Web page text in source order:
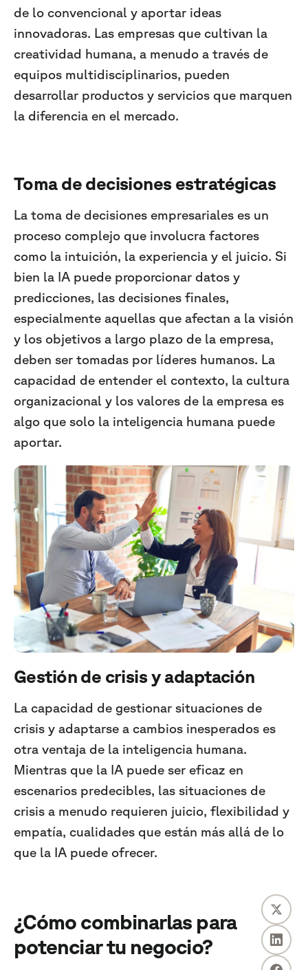
de lo convencional y aportar ideas
innovadoras. Las empresas que cultivan la
creatividad humana, a menudo a través de
equipos multidisciplinarios, pueden
desarrollar productos y servicios que marquen
la diferencia en el mercado.
Toma de decisiones estratégicas
La toma de decisiones empresariales es un
proceso complejo que involucra factores
como la intuición, la experiencia y el juicio. Si
bien la IA puede proporcionar datos y
predicciones, las decisiones finales,
especialmente aquellas que afectan a la visión
y los objetivos a largo plazo de la empresa,
deben ser tomadas por líderes humanos. La
capacidad de entender el contexto, la cultura
organizacional y los valores de la empresa es
algo que solo la inteligencia humana puede
aportar.
Gestión de crisis y adaptación
La capacidad de gestionar situaciones de
crisis y adaptarse a cambios inesperados es
otra ventaja de la inteligencia humana.
Mientras que la IA puede ser eficaz en
escenarios predecibles, las situaciones de
crisis a menudo requieren juicio, flexibilidad y
empatía, cualidades que están más allá de lo
que la IA puede ofrecer.
¿Cómo combinarlas para
potenciar tu negocio?